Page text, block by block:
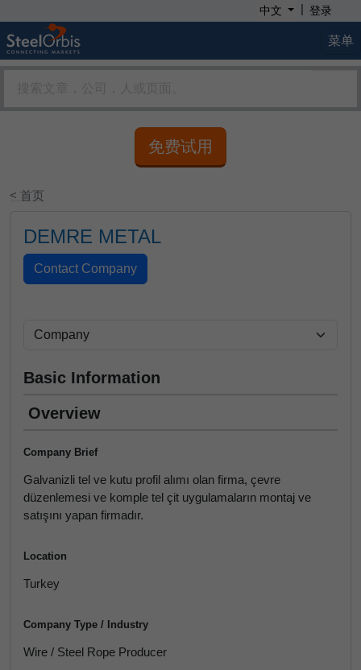
中文 | 登录
菜单
免费试用
< 首页
DEMRE METAL
Basic Information
Overview
Company Brief
Galvanizli tel ve kutu profil alımı olan firma, çevre
düzenlemesi ve komple tel çit uygulamaların montaj ve
satışını yapan firmadır.
Location
Turkey
Company Type / Industry
Wire / Steel Rope Producer